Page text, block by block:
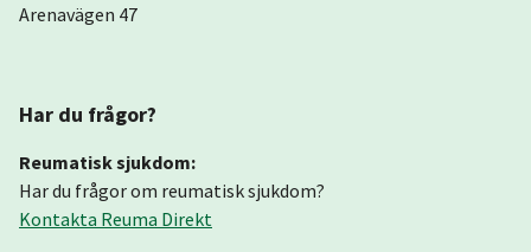
Arenavägen 47
Har du frågor?
Reumatisk sjukdom:
Har du frågor om reumatisk sjukdom?
Kontakta Reuma Direkt